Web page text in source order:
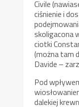
Civile
ciśnienie i
skoligacona
ciotki
(można tam
Davide –
Pod
dalekiej